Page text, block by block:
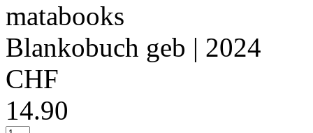
matabooks
Blankobuch geb | 2024
CHF
14.90